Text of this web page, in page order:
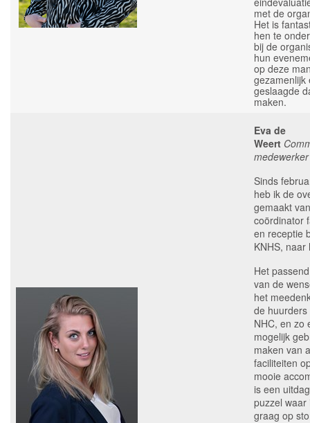
met de
Het is
hen te
bij de
hun
op deze
gezamenlijk
geslaagde
maken.
Eva de
Weert
medewerker
Sinds
heb ik de
gemaakt van
coördinator
en receptie
KNHS, naar
Het
van de
het
de
NHC, en zo
mogelijk
maken van
faciliteiten
mooie
is een
puzzel waar
graag op